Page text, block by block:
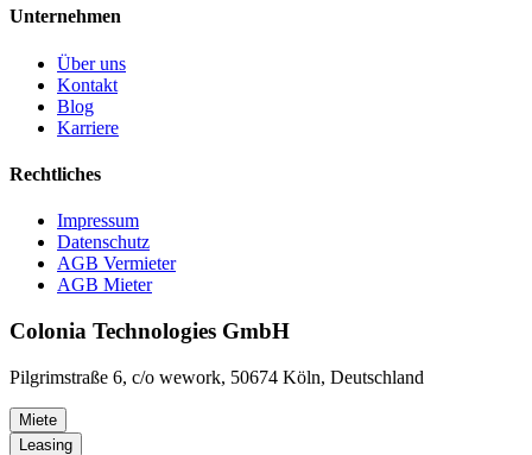
Unternehmen
Über uns
Kontakt
Blog
Karriere
Rechtliches
Impressum
Datenschutz
AGB Vermieter
AGB Mieter
Colonia Technologies GmbH
Pilgrimstraße 6, c/o wework, 50674 Köln, Deutschland
Miete
Leasing